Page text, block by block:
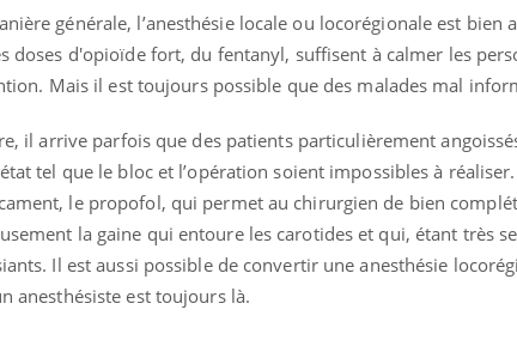
générale, l’anesthésie locale ou locorégionale est
doses d'opioïde fort, du fentanyl, suffisent à calmer les
Mais il est toujours possible que des malades mal
il arrive parfois que des patients particulièrement
tel que le bloc et l’opération soient impossibles à
le propofol, qui permet au chirurgien de bien
la gaine qui entoure les carotides et qui, étant très
Il est aussi possible de convertir une anesthésie
anesthésiste est toujours là.